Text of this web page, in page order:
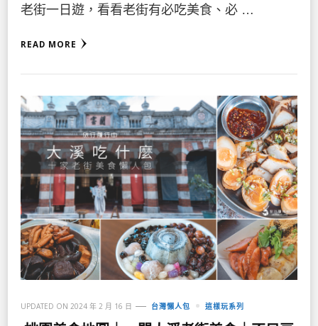
老街一日遊，看看老街有必吃美食、必 …
READ MORE
UPDATED ON 2024 年 2 月 16 日 台灣懶人包 這樣玩系列